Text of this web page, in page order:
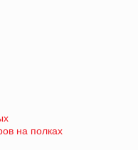
на полках